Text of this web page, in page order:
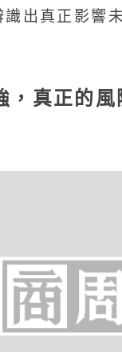
識出真正影響
，真正的風